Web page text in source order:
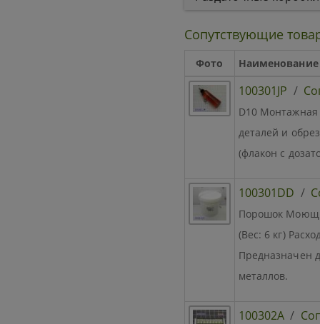
Сопутствующие
Фото Наименование
100301JP /
D10 Монтажная
деталей и
(флакон с
100301DD /
Порошок
(Вес: 6 кг)
Предназначен
металлов.
100302A /